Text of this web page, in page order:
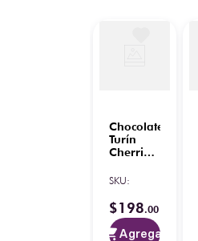
Chocolate
Turín
Cherries
g
SKU:
$198.00
Agregar